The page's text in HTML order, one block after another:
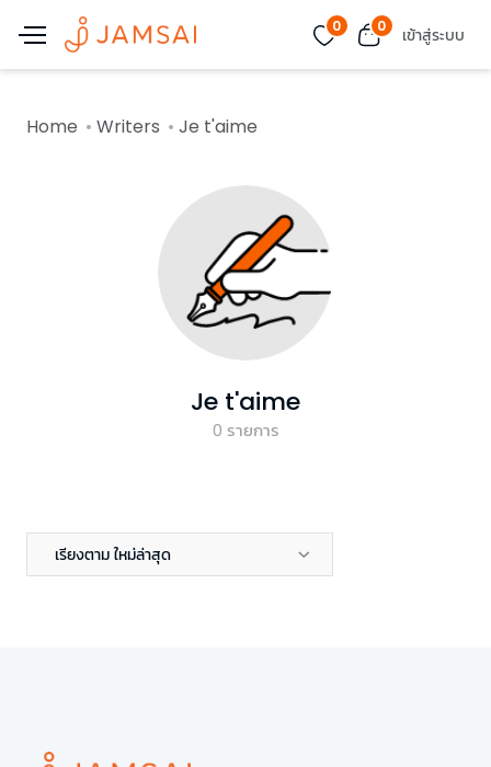
0 0 เข้าสู่ระบบ
Home Writers Je t'aime
Je t'aime
0 รายการ
เรียงตาม ใหม่ล่าสุด